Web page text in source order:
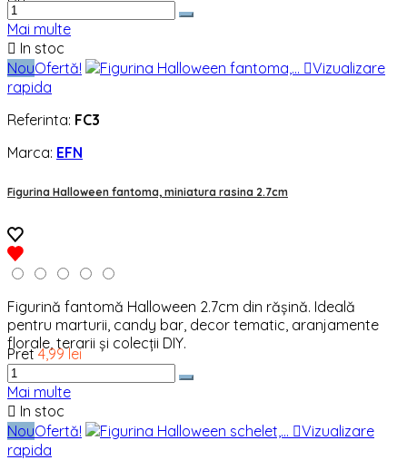
Mai multe
 In stoc
NouOfertă! Vizualizare
rapida
Referinta: FC3
Marca: EFN
Figurina Halloween fantoma, miniatura rasina 2.7cm
Figurină fantomă Halloween 2.7cm din rășină. Ideală
pentru marturii, candy bar, decor tematic, aranjamente
florale, terarii și colecții DIY.
Pret 4,99 lei
Mai multe
 In stoc
NouOfertă! Vizualizare
rapida